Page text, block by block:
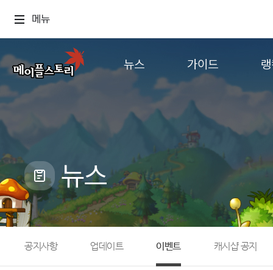
메뉴
뉴스
공지사항
업데이트
캐시샵 공지
메이플 알림판
with maple
가이드
게임정보
직업소개
확률형 아이템
NEXON NOW
뉴스
공지사항 업데이트 이벤트 캐시샵 공지